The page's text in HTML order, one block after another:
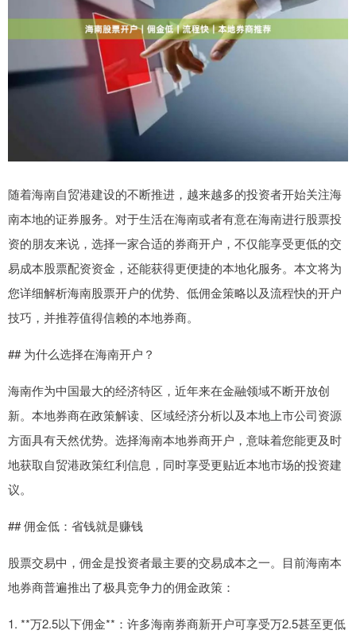
随着海南自贸港建设的不断推进，越来越多的投资者开始关注海
南本地的证券服务。对于生活在海南或者有意在海南进行股票投
资的朋友来说，选择一家合适的券商开户，不仅能享受更低的交
易成本股票配资资金，还能获得更便捷的本地化服务。本文将为
您详细解析海南股票开户的优势、低佣金策略以及流程快的开户
技巧，并推荐值得信赖的本地券商。
## 为什么选择在海南开户？
海南作为中国最大的经济特区，近年来在金融领域不断开放创
新。本地券商在政策解读、区域经济分析以及本地上市公司资源
方面具有天然优势。选择海南本地券商开户，意味着您能更及时
地获取自贸港政策红利信息，同时享受更贴近本地市场的投资建
议。
## 佣金低：省钱就是赚钱
股票交易中，佣金是投资者最主要的交易成本之一。目前海南本
地券商普遍推出了极具竞争力的佣金政策：
1. **万2.5以下佣金**：许多海南券商新开户可享受万2.5甚至更低